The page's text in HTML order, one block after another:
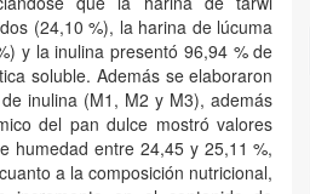
(24,10 %), la harina de lúcuma
y la inulina presentó 96,94 % de
soluble. Además se elaboraron
inulina (M1, M2 y M3), además
del pan dulce mostró valores
humedad entre 24,45 y 25,11 %,
a la composición nutricional,